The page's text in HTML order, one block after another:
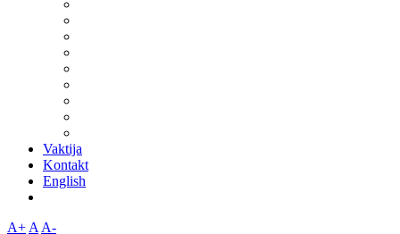
Vaktija
Kontakt
English
A+ A A-